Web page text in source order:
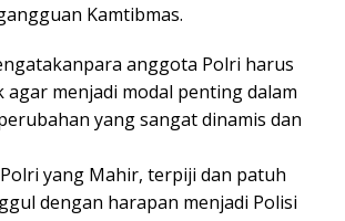
Kamtibmas.
anggota Polri harus
agar menjadi modal penting dalam
yang sangat dinamis dan
yang Mahir, terpiji dan patuh
dengan harapan menjadi Polisi